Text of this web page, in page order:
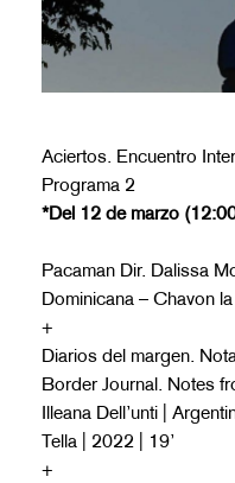
Aciertos. Encuentro
Programa 2
*Del 12 de marzo
Pacaman Dir. Dalissa
Dominicana – Chavon
+
Diarios del margen.
Border Journal. Notes
Illeana Dell’unti |
Tella | 2022 | 19’
+